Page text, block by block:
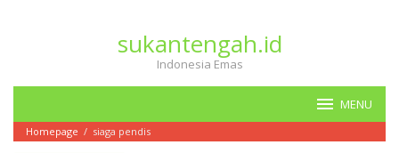
sukantengah.id
Indonesia Emas
MENU
Homepage / siaga pendis